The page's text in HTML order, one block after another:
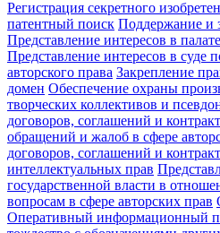
Регистрация секретного
патентный поиск Поддержание и
Представление интересов в
Представление интересов в суде
авторского права Закрепление
домен Обеспечение охраны
творческих коллективов и
договоров, соглашений и
обращений и жалоб в сфере
договоров, соглашений и
интеллектуальных прав
государственной власти в
вопросам в сфере авторских прав
Оперативный информационный